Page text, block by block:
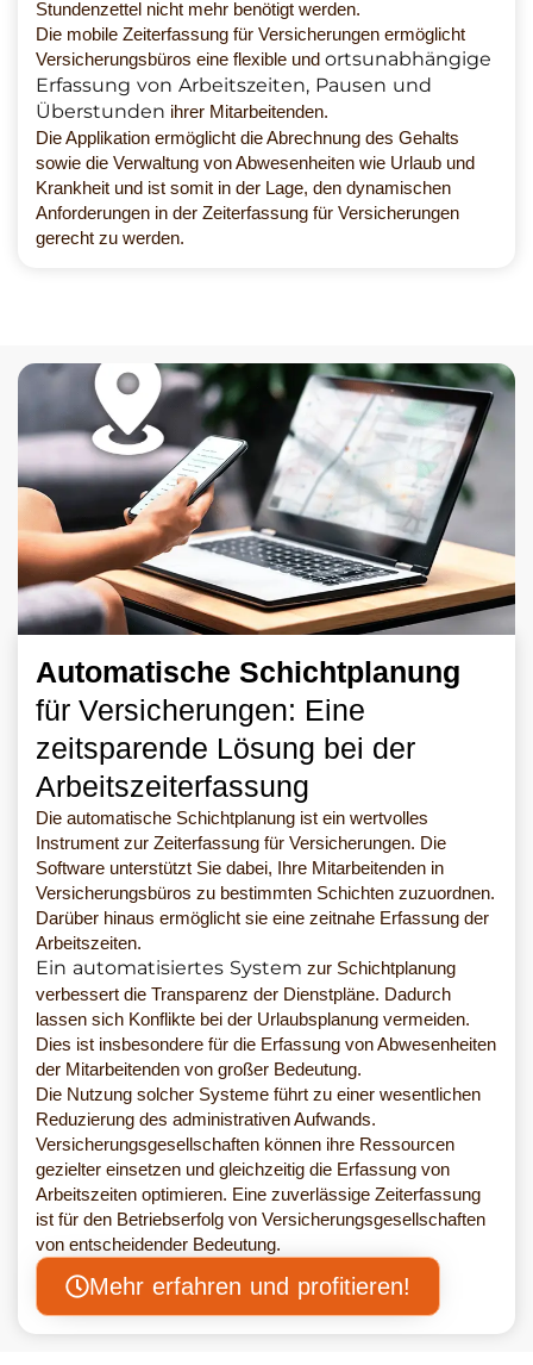
Stundenzettel nicht mehr benötigt werden.
Die mobile Zeiterfassung für Versicherungen ermöglicht
Versicherungsbüros eine flexible und ortsunabhängige
Erfassung von Arbeitszeiten, Pausen und
Überstunden ihrer Mitarbeitenden.
Die Applikation ermöglicht die Abrechnung des Gehalts
sowie die Verwaltung von Abwesenheiten wie Urlaub und
Krankheit und ist somit in der Lage, den dynamischen
Anforderungen in der Zeiterfassung für Versicherungen
gerecht zu werden.
Automatische Schichtplanung
für Versicherungen: Eine
zeitsparende Lösung bei der
Arbeitszeiterfassung
Die automatische Schichtplanung ist ein wertvolles
Instrument zur Zeiterfassung für Versicherungen. Die
Software unterstützt Sie dabei, Ihre Mitarbeitenden in
Versicherungsbüros zu bestimmten Schichten zuzuordnen.
Darüber hinaus ermöglicht sie eine zeitnahe Erfassung der
Arbeitszeiten.
Ein automatisiertes System zur Schichtplanung
verbessert die Transparenz der Dienstpläne. Dadurch
lassen sich Konflikte bei der Urlaubsplanung vermeiden.
Dies ist insbesondere für die Erfassung von Abwesenheiten
der Mitarbeitenden von großer Bedeutung.
Die Nutzung solcher Systeme führt zu einer wesentlichen
Reduzierung des administrativen Aufwands.
Versicherungsgesellschaften können ihre Ressourcen
gezielter einsetzen und gleichzeitig die Erfassung von
Arbeitszeiten optimieren. Eine zuverlässige Zeiterfassung
ist für den Betriebserfolg von Versicherungsgesellschaften
von entscheidender Bedeutung.
Mehr erfahren und profitieren!